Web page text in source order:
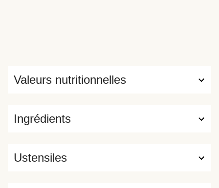
Ingrédients
Valeurs nutritionnelles
Ustensiles